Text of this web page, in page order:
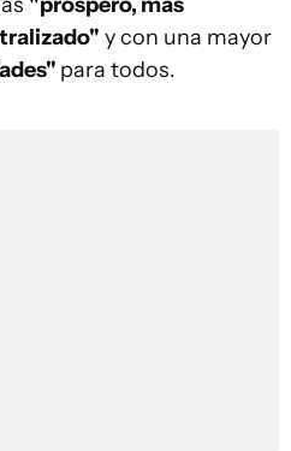
y con una mayor
para todos.